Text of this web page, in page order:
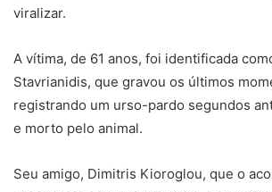
viralizar.
A vítima, de 61 anos, foi identificada
Stavrianidis, que gravou os últimos
registrando um urso-pardo segundos
e morto pelo animal.
Seu amigo, Dimitris Kioroglou, que o